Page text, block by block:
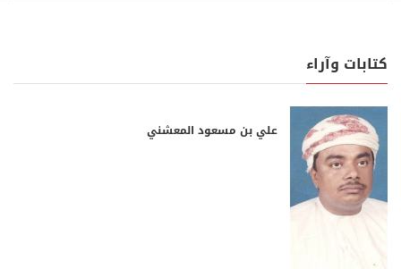
كتابات وآراء
علي بن مسعود المعشني